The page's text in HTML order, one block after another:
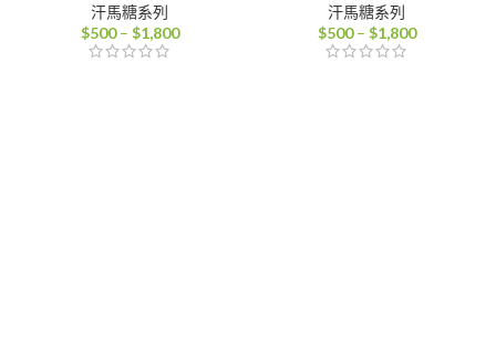
汗馬糖系列
$500 – $1,800價
汗馬糖系列
$500 – $1,800價